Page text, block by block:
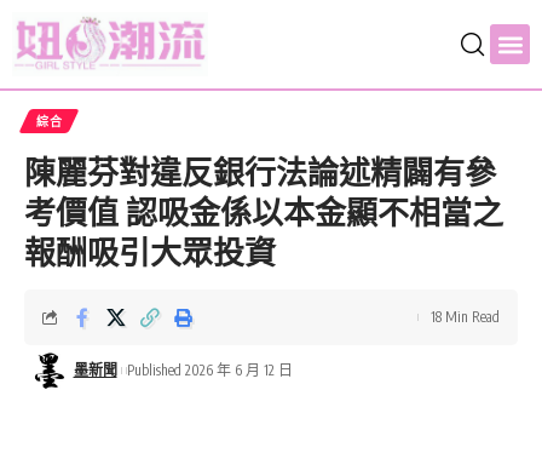
綜合
陳麗芬對違反銀行法論述精闢有參
考價值 認吸金係以本金顯不相當之
報酬吸引大眾投資
墨新聞 Published 2026 年 6 月 12 日
18 Min Read